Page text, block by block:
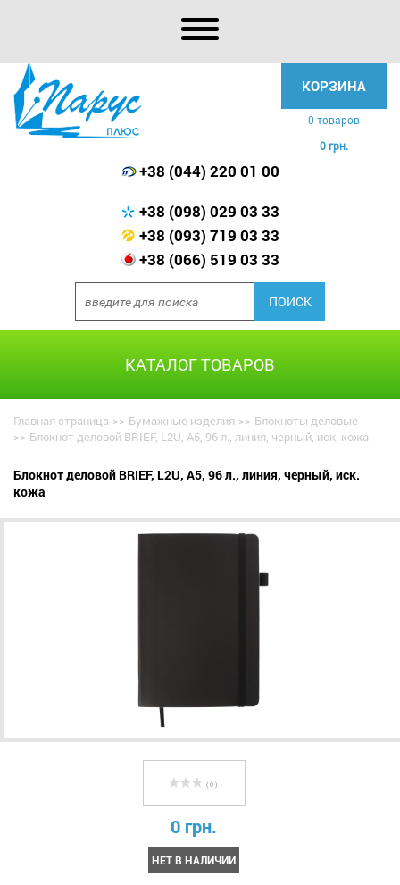
КОРЗИНА
0 товаров
0 грн.
+38 (044) 220 01 00
+38 (098) 029 03 33
+38 (093) 719 03 33
+38 (066) 519 03 33
КАТАЛОГ ТОВАРОВ
Главная страница >> Бумажные изделия >> Блокноты деловые
>> Блокнот деловой BRIEF, L2U, А5, 96 л., линия, черный, иск. кожа
Блокнот деловой BRIEF, L2U, А5, 96 л., линия, черный, иск.
кожа
( 0 )
0 грн.
НЕТ В НАЛИЧИИ